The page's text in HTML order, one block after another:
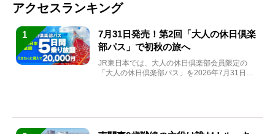
アクセスランキング
1
7月31日発売！第2回「大人の休日倶楽
部パス」で初秋の旅へ
JR東日本では、大人の休日倶楽部会員限定の
「大人の休日倶楽部パス」を2026年7月31日